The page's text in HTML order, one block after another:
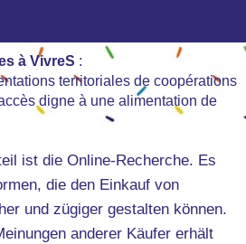
à VivreS :
territoriales de coopérations
digne à une alimentation de
ist die Online-Recherche. Es
die den Einkauf von
und zügiger gestalten können.
anderer Käufer erhält